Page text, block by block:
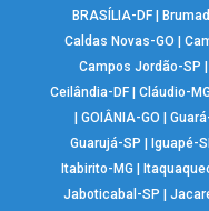
BRASÍLIA-DF|
Caldas Novas-GO
|
Campos Jordão-SP
Ceilândia-DF| Cláudio-MG
GOIÂNIA-GO
Guarujá-SP
Iguapé-
Itabirito-MG
Jaboticabal-SP